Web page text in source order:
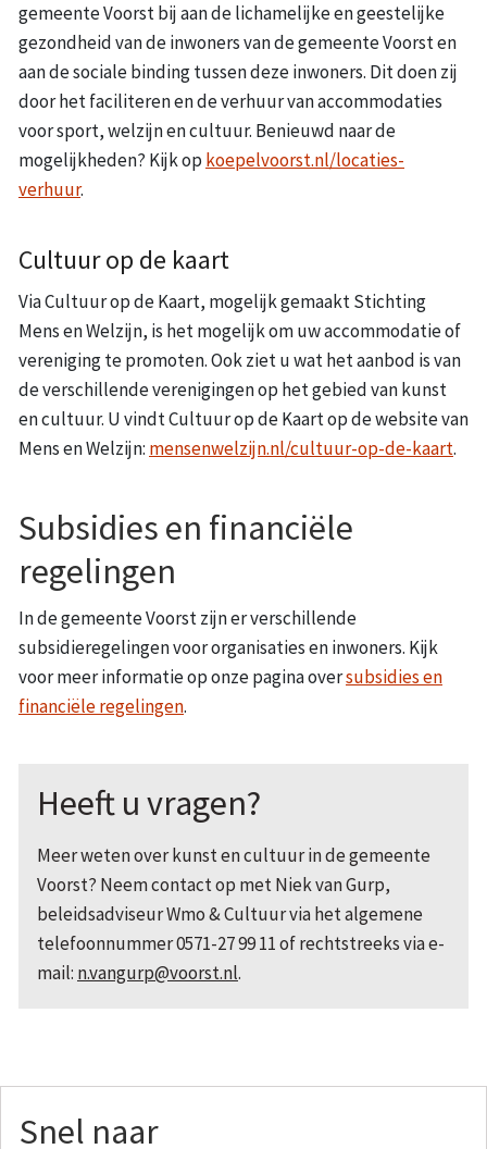
gemeente Voorst bij aan de lichamelijke en geestelijke
gezondheid van de inwoners van de gemeente Voorst en
aan de sociale binding tussen deze inwoners. Dit doen zij
door het faciliteren en de verhuur van accommodaties
voor sport, welzijn en cultuur. Benieuwd naar de
mogelijkheden? Kijk op koepelvoorst.nl/locaties-
verhuur.
Cultuur op de kaart
Via Cultuur op de Kaart, mogelijk gemaakt Stichting
Mens en Welzijn, is het mogelijk om uw accommodatie of
vereniging te promoten. Ook ziet u wat het aanbod is van
de verschillende verenigingen op het gebied van kunst
en cultuur. U vindt Cultuur op de Kaart op de website van
Mens en Welzijn: mensenwelzijn.nl/cultuur-op-de-kaart.
Subsidies en financiële
regelingen
In de gemeente Voorst zijn er verschillende
subsidieregelingen voor organisaties en inwoners. Kijk
voor meer informatie op onze pagina oversubsidies en
financiële regelingen.
Heeft u vragen?
Meer weten over kunst en cultuur in de gemeente
Voorst? Neem contact op met Niek van Gurp,
beleidsadviseur Wmo & Cultuur via het algemene
telefoonnummer 0571-27 99 11 of rechtstreeks via e-
mail: n.vangurp@voorst.nl.
Snel naar